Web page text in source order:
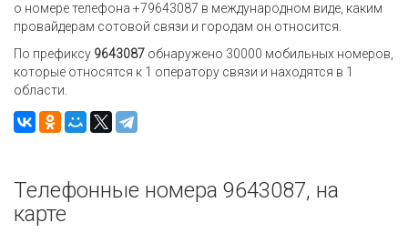
о номере телефона +79643087 в международном виде, каким
провайдерам сотовой связи и городам он относится.
По префиксу 9643087 обнаружено 30000 мобильных номеров,
которые относятся к 1 оператору связи и находятся в 1
области.
Телефонные номера 9643087, на
карте